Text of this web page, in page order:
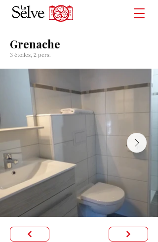
Grenache
3 étoiles, 2 pers.